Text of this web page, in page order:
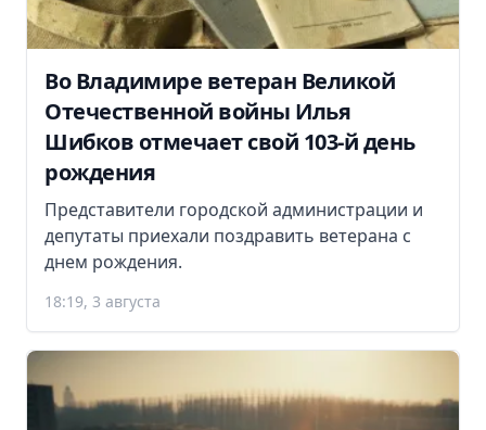
Во Владимире ветеран Великой
Отечественной войны Илья
Шибков отмечает свой 103-й день
рождения
Представители городской администрации и
депутаты приехали поздравить ветерана с
днем рождения.
18:19, 3 августа